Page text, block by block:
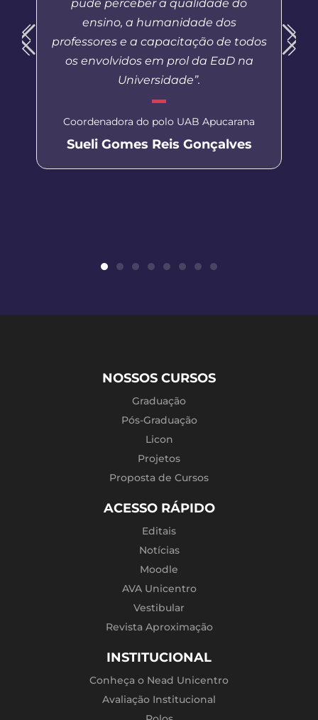
pude perceber a qualidade do
ensino, a humanidade dos
professores e a capacitação de todos
os envolvidos em prol da EaD na
Universidade”.
Coordenadora do polo UAB Apucarana
Sueli Gomes Reis Gonçalves
NOSSOS CURSOS
Graduação
Pós-Graduação
Licon
Projetos
Proposta de Cursos
ACESSO RÁPIDO
Editais
Notícias
Moodle
AVA Unicentro
Vestibular
Revista Aproximação
INSTITUCIONAL
Conheça o Nead Unicentro
Avaliação Institucional